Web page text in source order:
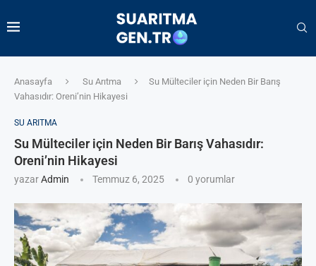
Anasayfa Su Arıtma
Su Mülteciler için Neden Bir Barış
Vahasıdır: Oreni’nin Hikayesi
SU ARITMA
Su Mülteciler için Neden Bir Barış Vahasıdır:
Oreni’nin Hikayesi
yazarAdmin Temmuz 6, 2025 0 yorumlar